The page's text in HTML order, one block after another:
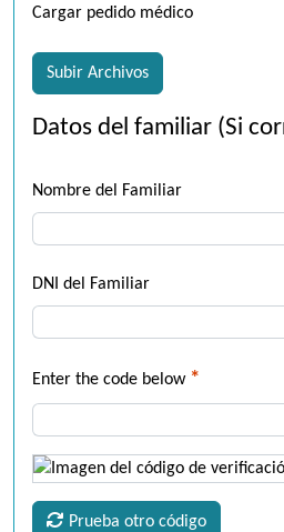
Cargar pedido médico
Subir Archivos
Datos del familiar (Si
Nombre del Familiar
DNI del Familiar
Enter the code below *
Prueba otro código